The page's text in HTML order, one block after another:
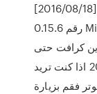
[2016/08/18] إصلاحات، الأسئلة الشائعة ونظام التغيير
رقم 0.15.6 Minecraft: Windows 10 Edition Beta
كرافت حتى
في ذلك؟ 18 تشرين الأول (أكتوبر) 2020 اذا كنت تريد
فقم بزيارة